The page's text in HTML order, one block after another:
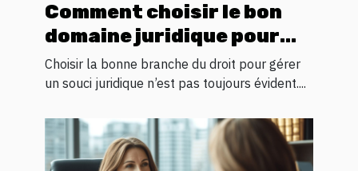
Comment choisir le bon
domaine juridique pour
votre problème
Choisir la bonne branche du droit pour gérer
un souci juridique n’est pas toujours évident....